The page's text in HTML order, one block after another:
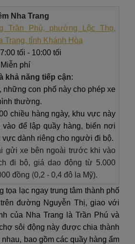
Nha Trang
Trần Phú, phường Lộc Thọ,
Trang, tỉnh Khánh Hòa
7:00 tối - 10:00 tối
Miễn phí
khả năng tiếp cận:
những con phố này cho phép xe
thường.
chiều hàng ngày, khu vực này
vào để lập quầy hàng, biến nơi
vực dành riêng cho người đi bộ.
gửi xe bên ngoài trước khi vào
đi bộ, giá dao động từ 5.000
đồng (0,2 - 0,4 đô la Mỹ).
tọa lạc ngay trung tâm thành phố
đường Nguyễn Thị, giao với
của Nha Trang là Trần Phú và
sôi động này được chia thành
bao gồm các quầy hàng ẩm